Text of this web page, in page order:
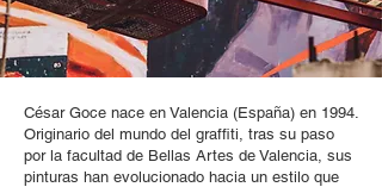
César Goce nace en Valencia (España) en 1994.
Originario del mundo del graffiti, tras su paso
por la facultad de Bellas Artes de Valencia, sus
pinturas han evolucionado hacia un estilo que